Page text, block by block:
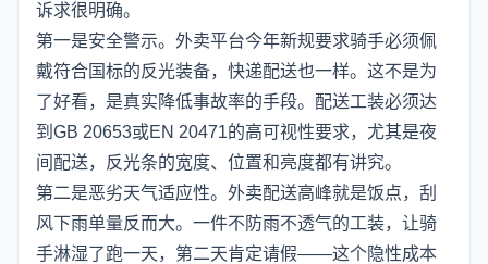
诉求很明确。
第一是安全警示。外卖平台今年新规要求骑手必须佩
戴符合国标的反光装备，快递配送也一样。这不是为
了好看，是真实降低事故率的手段。配送工装必须达
到GB 20653或EN 20471的高可视性要求，尤其是夜
间配送，反光条的宽度、位置和亮度都有讲究。
第二是恶劣天气适应性。外卖配送高峰就是饭点，刮
风下雨单量反而大。一件不防雨不透气的工装，让骑
手淋湿了跑一天，第二天肯定请假——这个隐性成本